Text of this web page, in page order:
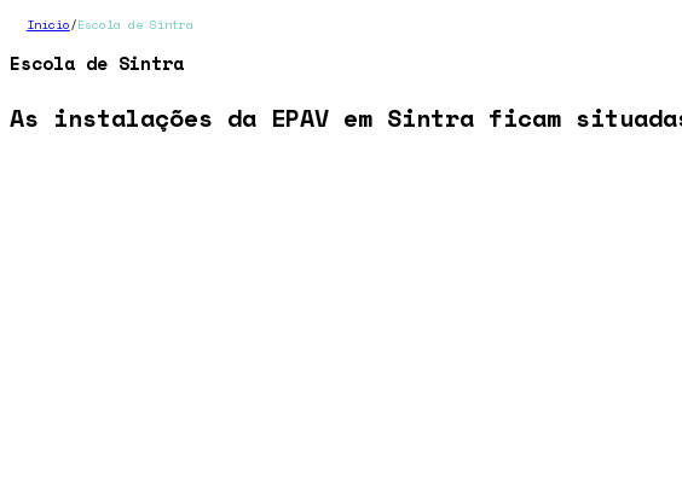
Início/Escola de Sintra
Escola de Sintra
As instalações da EPAV em Sintra ficam